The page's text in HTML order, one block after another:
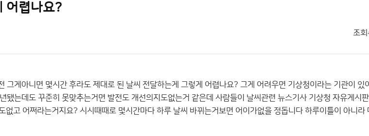
어렵나요?
조회
그게아니면 몇시간 후라도 제대로 된 날씨 전달하는게 그렇게 어렵나요? 그게 어려우면 기상청이라는 기관이 있
됐는데도 꾸준히 못맞추는거면 발전도 개선의지도없는거 같은데 사람들이 날씨관련 뉴스기사 기상청 자유게시
없고 어쩌라는거지요? 시시때때로 몇시간마다 하루 날씨 바뀌는거보면 어이가없을 정돕니다 하루이틀이 아니라